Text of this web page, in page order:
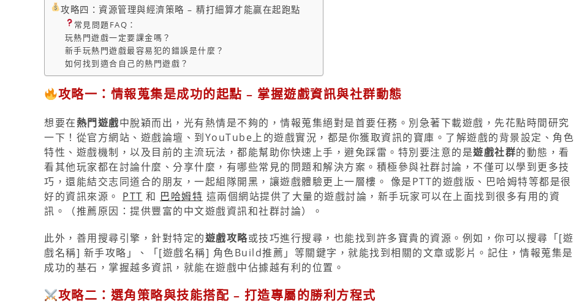
攻略四：資源管理與經濟策略 – 精打細算才能贏在起跑點
常見問題FAQ：
玩熱門遊戲一定要課金嗎？
新手玩熱門遊戲最容易犯的錯誤是什麼？
如何找到適合自己的熱門遊戲？
攻略一：情報蒐集是成功的起點 – 掌握遊戲資訊與社群動態
想要在熱門遊戲中脫穎而出，光有熱情是不夠的，情報蒐集絕對是首要任務。別急著下載遊戲，先花點時間研究
一下！從官方網站、遊戲論壇、到YouTube上的遊戲實況，都是你獲取資訊的寶庫。了解遊戲的背景設定、角色
特性、遊戲機制，以及目前的主流玩法，都能幫助你快速上手，避免踩雷。特別要注意的是遊戲社群的動態，看
看其他玩家都在討論什麼、分享什麼，有哪些常見的問題和解決方案。積極參與社群討論，不僅可以學到更多技
巧，還能結交志同道合的朋友，一起組隊開黑，讓遊戲體驗更上一層樓。 像是PTT的遊戲版、巴哈姆特等都是很
好的資訊來源。 PTT 和 巴哈姆特 這兩個網站提供了大量的遊戲討論，新手玩家可以在上面找到很多有用的資
訊。（推薦原因：提供豐富的中文遊戲資訊和社群討論）。
此外，善用搜尋引擎，針對特定的遊戲攻略或技巧進行搜尋，也能找到許多寶貴的資源。例如，你可以搜尋「[遊
戲名稱] 新手攻略」、「[遊戲名稱] 角色Build推薦」等關鍵字，就能找到相關的文章或影片。記住，情報蒐集是
成功的基石，掌握越多資訊，就能在遊戲中佔據越有利的位置。
攻略二：選角策略與技能搭配 – 打造專屬的勝利方程式